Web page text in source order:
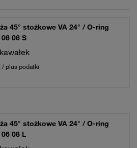
45° stożkowe VA 24° / O-ring
06 06 S
/ plus podatki
45° stożkowe VA 24° / O-ring
06 08 L